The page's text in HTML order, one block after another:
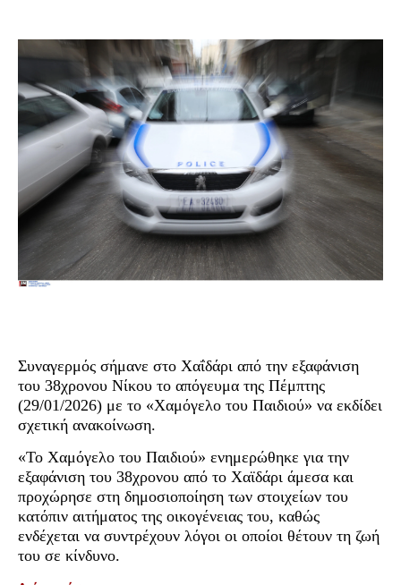
Συναγερμός σήμανε στο Χαΐδάρι από την εξαφάνιση
του 38χρονου Νίκου το απόγευμα της Πέμπτης
(29/01/2026) με το «Χαμόγελο του Παιδιού» να εκδίδει
σχετική ανακοίνωση.
«Το Χαμόγελο του Παιδιού» ενημερώθηκε για την
εξαφάνιση του 38χρονου από το Χαϊδάρι άμεσα και
προχώρησε στη δημοσιοποίηση των στοιχείων του
κατόπιν αιτήματος της οικογένειας του, καθώς
ενδέχεται να συντρέχουν λόγοι οι οποίοι θέτουν τη ζωή
του σε κίνδυνο.